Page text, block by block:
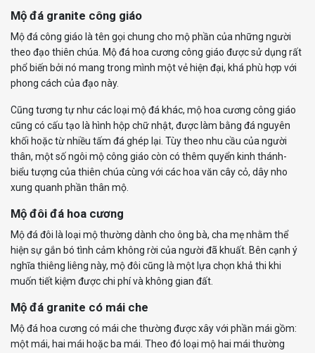
Mộ đá granite công giáo
Mộ đá công giáo là tên gọi chung cho mộ phần của những người
theo đạo thiên chúa. Mộ đá hoa cương công giáo được sử dụng rất
phổ biến bởi nó mang trong mình một vẻ hiện đại, khá phù hợp với
phong cách của đạo này.
Cũng tương tự như các loại mộ đá khác, mộ hoa cương công giáo
cũng có cấu tạo là hình hộp chữ nhật, được làm bằng đá nguyên
khối hoặc từ nhiều tấm đá ghép lại. Tùy theo nhu cầu của người
thân, một số ngôi mộ công giáo còn có thêm quyển kinh thánh-
biểu tượng của thiên chúa cùng với các hoa văn cây cỏ, dây nho
xung quanh phần thân mộ.
Mộ đôi đá hoa cương
Mộ đá đôi là loại mộ thường dành cho ông bà, cha mẹ nhằm thể
hiện sự gắn bó tình cảm không rời của người đã khuất. Bên cạnh ý
nghĩa thiêng liêng này, mộ đôi cũng là một lựa chọn khả thi khi
muốn tiết kiệm được chi phí và không gian đất.
Mộ đá granite có mái che
Mộ đá hoa cương có mái che thường được xây với phần mái gồm:
một mái, hai mái hoặc ba mái. Theo đó loại mộ hai mái thường